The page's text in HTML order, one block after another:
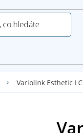
Variolink Esthetic LC